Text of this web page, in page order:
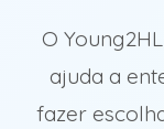
O
ajuda a
fazer